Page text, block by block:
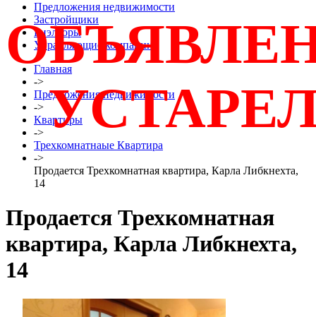
Предложения недвижимости
Застройщики
Риэлторы
Управляющие компании
Главная
->
Предложения недвижимости
->
Квартиры
->
Трехкомнатнаые Квартира
->
Продается Трехкомнатная квартира, Карла Либкнехта,
14
Продается Трехкомнатная
квартира, Карла Либкнехта,
14